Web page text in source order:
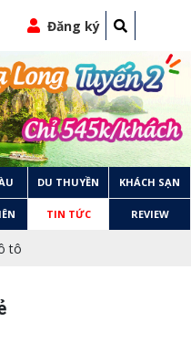
Đăng ký
DU THUYỀN KHÁCH SẠN
TIN TỨC REVIEW
tô